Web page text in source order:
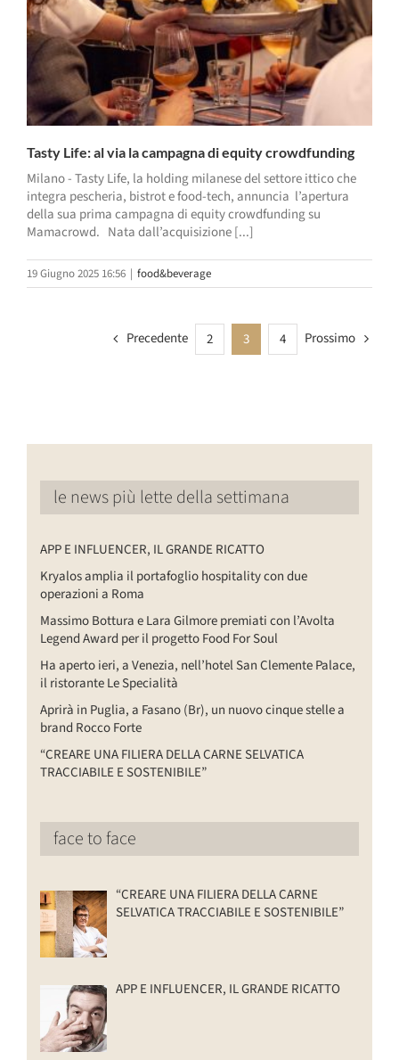
Tasty Life: al via la campagna di equity crowdfunding
Milano - Tasty Life, la holding milanese del settore ittico che
integra pescheria, bistrot e food-tech, annuncia l’apertura
della sua prima campagna di equity crowdfunding su
Mamacrowd. Nata dall’acquisizione [...]
19 Giugno 2025 16:56 | food&beverage
Precedente 2 3 4 Prossimo
le news più lette della settimana
APP E INFLUENCER, IL GRANDE RICATTO
Kryalos amplia il portafoglio hospitality con due
operazioni a Roma
Massimo Bottura e Lara Gilmore premiati con l’Avolta
Legend Award per il progetto Food For Soul
Ha aperto ieri, a Venezia, nell’hotel San Clemente Palace,
il ristorante Le Specialità
Aprirà in Puglia, a Fasano (Br), un nuovo cinque stelle a
brand Rocco Forte
“CREARE UNA FILIERA DELLA CARNE SELVATICA
TRACCIABILE E SOSTENIBILE”
face to face
“CREARE UNA FILIERA DELLA CARNE
SELVATICA TRACCIABILE E SOSTENIBILE”
APP E INFLUENCER, IL GRANDE RICATTO